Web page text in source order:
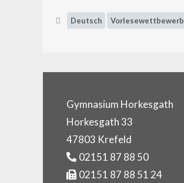
Schlagwörter
Deutsch Vorlesewettbewerb
Gymnasium Horkesgath
Horkesgath 33
47803 Krefeld
02151 87 88 50
02151 87 88 51 24